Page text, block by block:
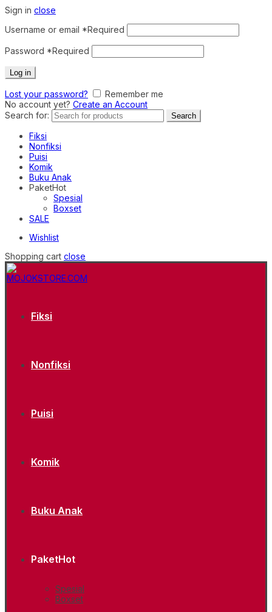
Sign in close
Username or email *Required
Password *Required
Log in
Lost your password?
Remember me
No account yet? Create an Account
Search for:
Search
Fiksi
Nonfiksi
Puisi
Komik
Buku Anak
PaketHot
Spesial
Boxset
SALE
Wishlist
Shopping cart close
Fiksi
Nonfiksi
Puisi
Komik
Buku Anak
PaketHot
Spesial
Boxset